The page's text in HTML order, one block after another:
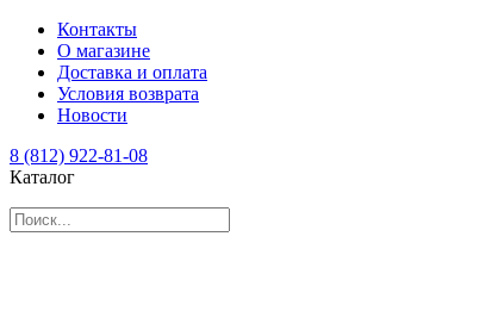
Контакты
О магазине
Доставка и оплата
Условия возврата
Новости
8 (812) 922-81-08
Каталог